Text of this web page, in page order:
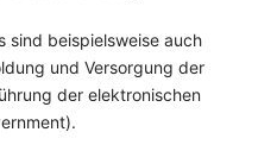
sind beispielsweise auch
und Versorgung der
der elektronischen